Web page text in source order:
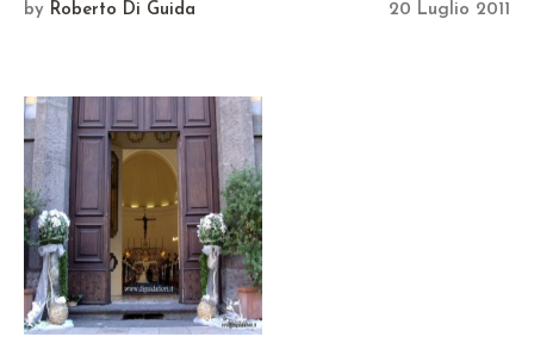
20 Luglio 2011
by Roberto Di Guida